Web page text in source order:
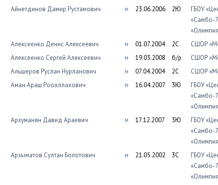
Айнетдинов Дамир Рустамович
м 23.06.2006 2Ю
ГБОУ
«Самбо-
Алексеенко Денис Алексеевич
м 01.07.2004 2С
СШОР
Алексеенко Сергей Алексеевич
м 19.03.2008 б/р
СШОР
Альшеров Руслан Нурланович
м 07.04.2004 2С
СШОР
Аман Араш Роохллахович
м 16.04.2007 3Ю
ГБОУ
«Самбо-
Арзуманян Давид Араевич
м 17.12.2007 3Ю
ГБОУ
«Самбо-
Арзыматов Султан Болотович
м 21.05.2002 3С
ГБОУ
«Самбо-